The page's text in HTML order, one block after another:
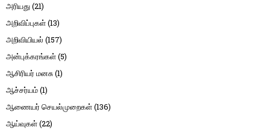
அரியது(21)
அறிவிப்புகள்(13)
அறிவியியல் (157)
அன்புக்கரங்கள்(5)
ஆசிரியர் மனசு(1)
ஆச்சர்யம்(1)
ஆணையர் செயல்முறைகள்(136)
ஆய்வுகள்(22)